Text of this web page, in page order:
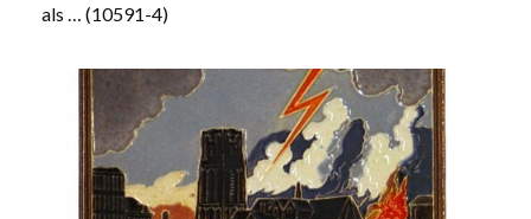
als … (10591-4)